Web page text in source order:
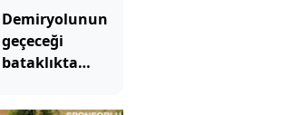
kaybetti
Demiryolunun
geçeceği
bataklıkta
hazine bulundu